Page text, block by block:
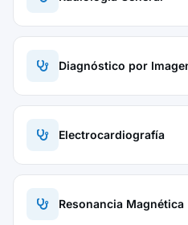
Diagnóstico por
Electrocardiografía
Resonancia Magnética